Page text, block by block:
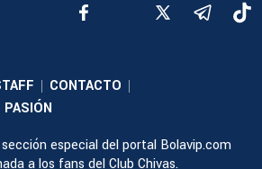
| CONTACTO |
especial del portal Bolavip.com
a los fans del Club Chivas.